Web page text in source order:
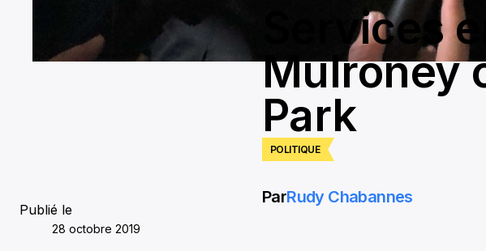
POLITIQUE
Services
Mulroney
Park
Publié le
28 octobre 2019
ParRudy Chabannes